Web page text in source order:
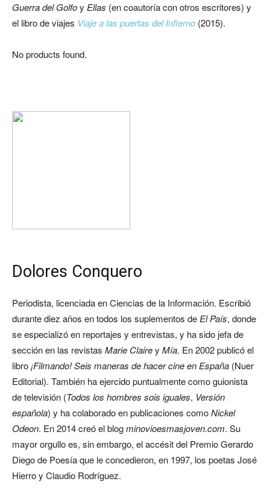
Guerra del Golfoy Ellas (en coautoría con otros escritores) y
el libro de viajes Viaje a las puertas del Infierno (2015).
No products found.
Dolores Conquero
Periodista, licenciada en Ciencias de la Información. Escribió
durante diez años en todos los suplementos deEl País, donde
se especializó en reportajes y entrevistas, y ha sido jefa de
sección en las revistas Marie Clairey Mía. En 2002 publicó el
libro¡Filmando! Seis maneras de hacer cine en España (Nuer
Editorial). También ha ejercido puntualmente como guionista
de televisión (Todos los hombres sois iguales, Versión
española) y ha colaborado en publicaciones comoNickel
Odeon. En 2014 creó el blogminovioesmasjoven.com. Su
mayor orgullo es, sin embargo, el accésit del Premio Gerardo
Diego de Poesía que le concedieron, en 1997, los poetas José
Hierro y Claudio Rodríguez.